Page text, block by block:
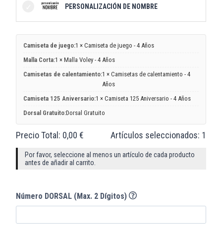
PERSONALIZACIÓN DE NOMBRE
Camiseta de juego:1 × Camiseta de juego - 4 Años
Malla Corta:1 × Malla Voley - 4 Años
Camisetas de calentamiento:1 × Camisetas de calentamiento - 4
Años
Camiseta 125 Aniversario:1 × Camiseta 125 Aniversario - 4 Años
Dorsal Gratuito:Dorsal Gratuito
Precio Total: 0,00 € Artículos seleccionados: 1
Por favor, seleccione al menos un artículo de cada producto
antes de añadir al carrito.
Número DORSAL (Max. 2 Dígitos)